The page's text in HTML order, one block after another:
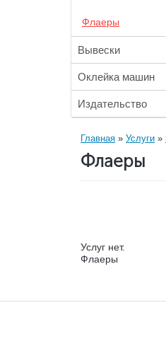
Флаеры
Вывески
Оклейка машин
Издательство
Вы
здесь
Главная » Услуги »
Флаеры
Услуг нет.
Флаеры